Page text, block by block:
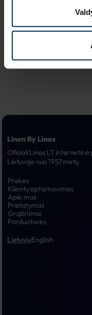
Nedidelės
kampanijos
Linen By Linas
Oficiali Linas LT internetinė
Lietuvoje nuo 1957 metų.
Prekės
Klientų aptarnavimas
Apie mus
Pristatymas
Grąžinimai
Parduotuvės
LietuviųEnglish